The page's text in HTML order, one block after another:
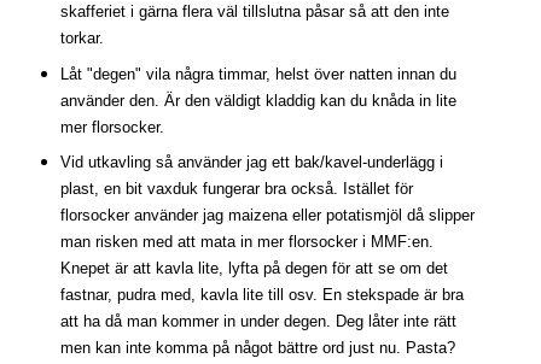
skafferiet i gärna flera väl tillslutna påsar så att den inte
torkar.
Låt "degen" vila några timmar, helst över natten innan du
använder den. Är den väldigt kladdig kan du knåda in lite
mer florsocker.
Vid utkavling så använder jag ett bak/kavel-underlägg i
plast, en bit vaxduk fungerar bra också. Istället för
florsocker använder jag maizena eller potatismjöl då slipper
man risken med att mata in mer florsocker i MMF:en.
Knepet är att kavla lite, lyfta på degen för att se om det
fastnar, pudra med, kavla lite till osv. En stekspade är bra
att ha då man kommer in under degen. Deg låter inte rätt
men kan inte komma på något bättre ord just nu. Pasta?